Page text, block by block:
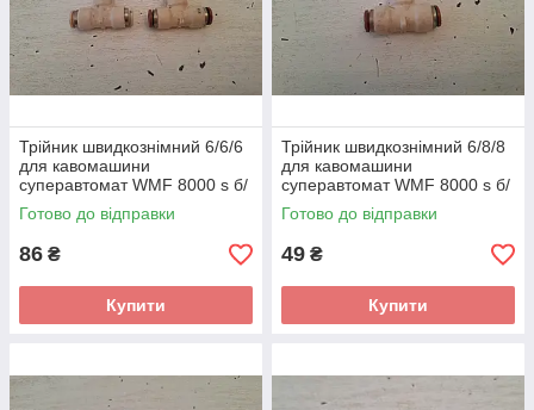
Трійник швидкознімний 6/6/6
для кавомашини
суперавтомат WMF 8000 s б/
у 2 шт.
Готово до відправки
86 ₴
Купити
Трійник швидкознімний 6/8/8
для кавомашини
суперавтомат WMF 8000 s б/
у 1 шт.
Готово до відправки
49 ₴
Купити